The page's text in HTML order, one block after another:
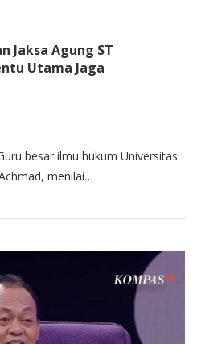
Jaksa Agung ST
Utama Jaga
besar ilmu hukum Universitas
menilai…